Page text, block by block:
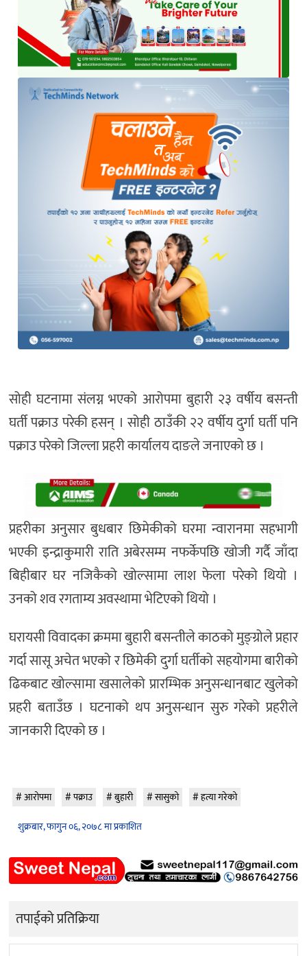
सोही घटनामा संलग्न भएको आरोपमा बुहारी २३ वर्षीय बसन्ती
घर्ती पक्राउ परेकी हसन् । सोही ठाउँकी २२ वर्षीय दुर्गा घर्ती पनि
पक्राउ परेको जिल्ला प्रहरी कार्यालय दाङले जनाएको छ ।
प्रहरीका अनुसार बुधबार छिमेकीको घरमा न्वारानमा सहभागी
भएकी इन्द्राकुमारी राति अबेरसम्म नफर्केपछि खोजी गर्दै जाँदा
बिहीबार घर नजिकैको खोल्सामा लाश फेला परेको थियो ।
उनको शव रगताम्य अवस्थामा भेटिएको थियो ।
घरायसी विवादका क्रममा बुहारी बसन्तीले काठको मुङ्ग्रोले प्रहार
गर्दा सासू अचेत भएको र छिमेकी दुर्गा घर्तीको सहयोगमा बारीको
ढिकबाट खोल्सामा खसालेको प्रारम्भिक अनुसन्धानबाट खुलेको
प्रहरी बताउँछ । घटनाको थप अनुसन्धान सुरु गरेको प्रहरीले
जानकारी दिएको छ ।
आरोपमा पक्राउ बुहारी सासुको
हत्या गरेको
शुक्रबार, फागुन ०६, २०७८ मा प्रकाशित
तपाईको प्रतिक्रिया